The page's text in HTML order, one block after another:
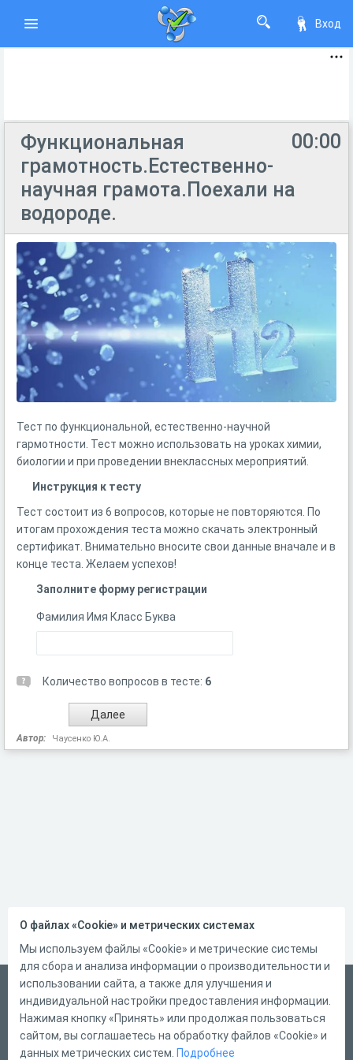
Вход
00:00
Функциональная
грамотность.Естественно-
научная грамота.Поехали на
водороде.
Тест по функциональной, естественно-научной
гармотности. Тест можно использовать на уроках химии,
биологии и при проведении внеклассных мероприятий.
Инструкция к тесту
Тест состоит из 6 вопросов, которые не повторяются. По
итогам прохождения теста можно скачать электронный
сертификат. Внимательно вносите свои данные вначале и в
конце теста. Желаем успехов!
Заполните форму регистрации
Фамилия Имя Класс Буква
Количество вопросов в тесте: 6
Автор: Чаусенко Ю.А.
Русский
Справка
Форма обратной связи
О файлах «Cookie» и метрических системах
Мы используем файлы «Cookie» и метрические системы
для сбора и анализа информации о производительности и
использовании сайта, а также для улучшения и
индивидуальной настройки предоставления информации.
Нажимая кнопку «Принять» или продолжая пользоваться
сайтом, вы соглашаетесь на обработку файлов «Cookie» и
данных метрических систем. Подробнее